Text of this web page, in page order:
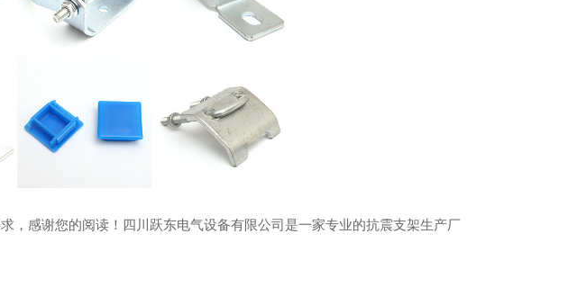
，感谢您的阅读！四川跃东电气设备有限公司是一家专业的抗震支架生产厂